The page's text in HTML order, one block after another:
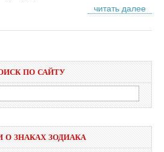
читать далее
ПО САЙТУ
О ЗНАКАХ ЗОДИАКА